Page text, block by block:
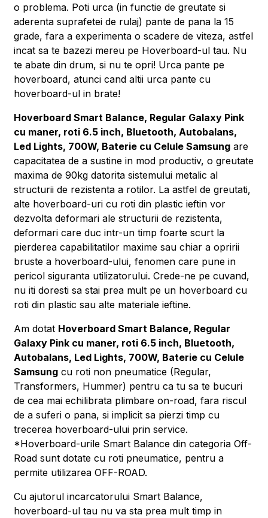
o problema. Poti urca (in functie de greutate si
aderenta suprafetei de rulaj) pante de pana la 15
grade, fara a experimenta o scadere de viteza, astfel
incat sa te bazezi mereu pe Hoverboard-ul tau. Nu
te abate din drum, si nu te opri! Urca pante pe
hoverboard, atunci cand altii urca pante cu
hoverboard-ul in brate!
Hoverboard Smart Balance, Regular Galaxy Pink
cu maner, roti 6.5 inch, Bluetooth, Autobalans,
Led Lights, 700W, Baterie cu Celule Samsung are
capacitatea de a sustine in mod productiv, o greutate
maxima de 90kg datorita sistemului metalic al
structurii de rezistenta a rotilor. La astfel de greutati,
alte hoverboard-uri cu roti din plastic ieftin vor
dezvolta deformari ale structurii de rezistenta,
deformari care duc intr-un timp foarte scurt la
pierderea capabilitatilor maxime sau chiar a opririi
bruste a hoverboard-ului, fenomen care pune in
pericol siguranta utilizatorului. Crede-ne pe cuvand,
nu iti doresti sa stai prea mult pe un hoverboard cu
roti din plastic sau alte materiale ieftine.
Am dotat Hoverboard Smart Balance, Regular
Galaxy Pink cu maner, roti 6.5 inch, Bluetooth,
Autobalans, Led Lights, 700W, Baterie cu Celule
Samsung cu roti non pneumatice (Regular,
Transformers, Hummer) pentru ca tu sa te bucuri
de cea mai echilibrata plimbare on-road, fara riscul
de a suferi o pana, si implicit sa pierzi timp cu
trecerea hoverboard-ului prin service.
*Hoverboard-urile Smart Balance din categoria Off-
Road sunt dotate cu roti pneumatice, pentru a
permite utilizarea OFF-ROAD.
Cu ajutorul incarcatorului Smart Balance,
hoverboard-ul tau nu va sta prea mult timp in